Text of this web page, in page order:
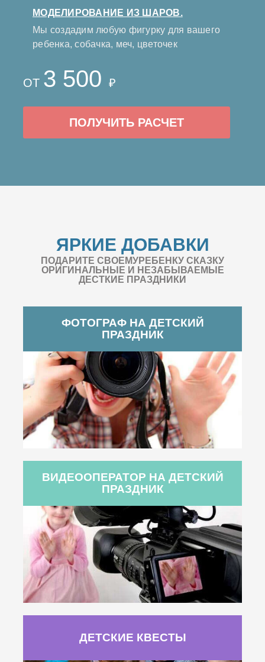
МОДЕЛИРОВАНИЕ ИЗ ШАРОВ.
Мы создадим любую фигурку для вашего
ребенка, собачка, меч, цветочек
ОТ 3 500 ₽
ПОЛУЧИТЬ РАСЧЕТ
ЯРКИЕ ДОБАВКИ
ПОДАРИТЕ СВОЕМУРЕБЕНКУ СКАЗКУ
ОРИГИНАЛЬНЫЕ И НЕЗАБЫВАЕМЫЕ
ДЕСТКИЕ ПРАЗДНИКИ
ФОТОГРАФ НА ДЕТСКИЙ
ПРАЗДНИК
ВИДЕООПЕРАТОР НА ДЕТСКИЙ
ПРАЗДНИК
ДЕТСКИЕ КВЕСТЫ